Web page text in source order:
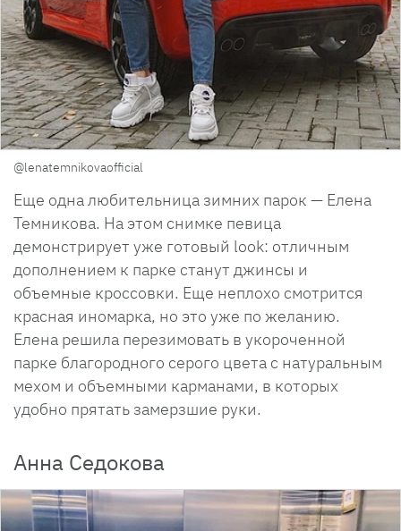
@lenatemnikovaofficial
Еще одна любительница зимних парок — Елена
Темникова. На этом снимке певица
демонстрирует уже готовый look: отличным
дополнением к парке станут джинсы и
объемные кроссовки. Еще неплохо смотрится
красная иномарка, но это уже по желанию.
Елена решила перезимовать в укороченной
парке благородного серого цвета с натуральным
мехом и объемными карманами, в которых
удобно прятать замерзшие руки.
Анна Седокова